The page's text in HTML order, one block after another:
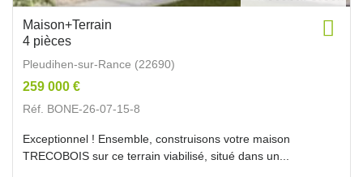
Maison+Terrain
4 pièces
Pleudihen-sur-Rance (22690)
259 000 €
Réf. BONE-26-07-15-8
Exceptionnel ! Ensemble, construisons votre maison
TRECOBOIS sur ce terrain viabilisé, situé dans un...